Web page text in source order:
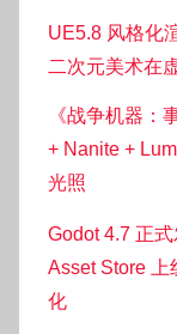
UE5.8 风格化
二次元美术在
《战争机器：
+ Nanite +
光照
Godot 4.7 正
Asset Store 上
化